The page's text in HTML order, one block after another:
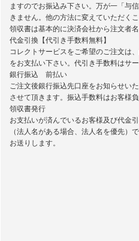
ますのでお振込み下さい。万が一「与
きません。他の方法に変えていただくこ
領収書は基本的に決済会社から注文者名
代金引換【代引き手数料無料】
コレクトサービスをご希望のご注文は
をお支払い下さい。代引き手数料はサ
銀行振込 前払い
ご注文後銀行振込先口座をお知らせい
させて頂きます。振込手数料はお客様負
領収書発行
お支払いが済んでいるお客様及び代金
（法人名がある場合、法人名を優先）
お送りします。